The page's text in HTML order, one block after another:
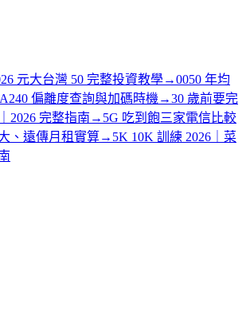
元大台灣 50 完整投資教學→0050 年均
偏離度查詢與加碼時機 →30 歲前要完
2026 完整指南 → 5G 吃到飽三家電信比較
、遠傳月租實算→ 5K 10K 訓練 2026｜菜